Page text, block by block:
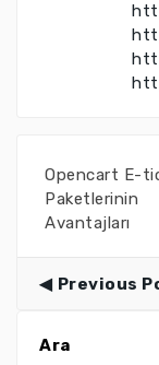
Opencart E-
Paketlerinin
Avantajları
Previous
Ara